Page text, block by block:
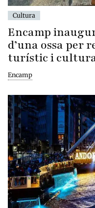
Cultura
Encamp
d’una ossa per
turístic i
Encamp